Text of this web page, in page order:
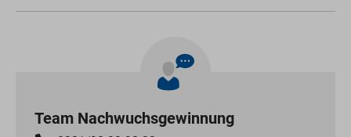
Team Nachwuchsgewinnung